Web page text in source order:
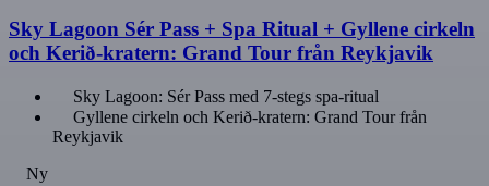
Sky Lagoon Sér Pass + Spa Ritual + Gyllene cirkeln
och Kerið-kratern: Grand Tour från Reykjavik
Sky Lagoon: Sér Pass med 7-stegs spa-ritual
Gyllene cirkeln och Kerið-kratern: Grand Tour från
Reykjavik
Ny